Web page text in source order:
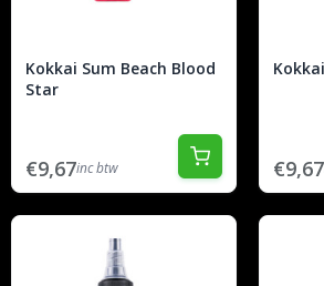
Kokkai Sum Beach Blood
Star
€9,67inc btw €9,67